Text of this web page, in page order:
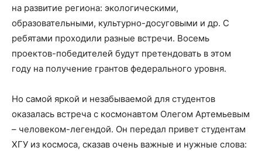
на развитие региона: экологическими,
образовательными, культурно-досуговыми и др. С
ребятами проходили разные встречи. Восемь
проектов-победителей будут претендовать в этом
году на получение грантов федерального уровня.
Но самой яркой и незабываемой для студентов
оказалась встреча с космонавтом Олегом Артемьевым
– человеком-легендой. Он передал привет студентам
ХГУ из космоса, сказав очень важные и нужные слова: